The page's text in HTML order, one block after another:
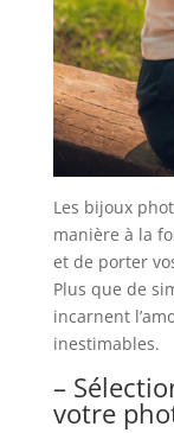
Les bijoux
manière à la
et de porter
Plus que de
incarnent
inestimables.
–
votre